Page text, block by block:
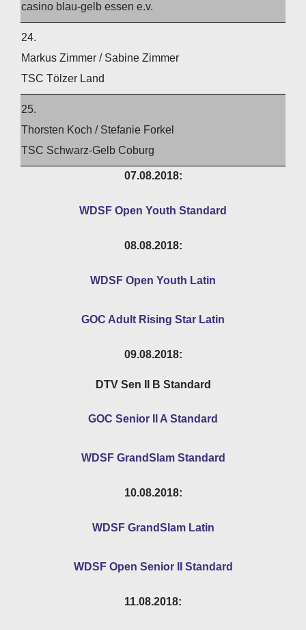
casino blau-gelb essen e.v.
24.
Markus Zimmer / Sabine Zimmer
TSC Tölzer Land
25.
Thorsten Koch / Stefanie Forkel
TSC Schwarz-Gelb Coburg
07.08.2018:
WDSF Open Youth Standard
08.08.2018:
WDSF Open Youth Latin
GOC Adult Rising Star Latin
09.08.2018:
DTV Sen II B Standard
GOC Senior II A Standard
WDSF GrandSlam Standard
10.08.2018:
WDSF GrandSlam Latin
WDSF Open Senior II Standard
11.08.2018: